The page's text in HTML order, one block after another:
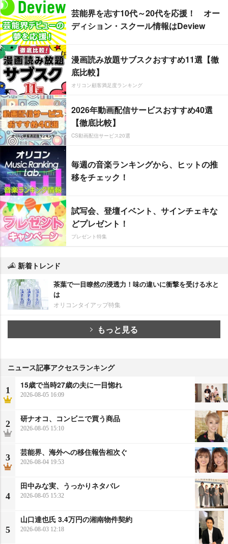
芸能界を志す10代～20代を応援！ オー
ディション・スクール情報はDeview
漫画読み放題サブスクおすすめ11選【徹
底比較】
オリコン顧客満足度ランキング
2026年動画配信サービスおすすめ40選
【徹底比較】
CS動画配信サービス20選
毎週の音楽ランキングから、ヒットの推
移をチェック！
試写会、登壇イベント、サインチェキな
どプレゼント！
プレゼント特集
新着トレンド
茶葉で一目瞭然の浸透力！味の違いに衝撃を受ける水と
は
オリコンタイアップ特集
もっと見る
ニュース記事アクセスランキング
1
15歳で当時27歳の夫に一目惚れ
2026-08-05 16:09
2
研ナオコ、コンビニで買う商品
2026-08-05 15:10
3
芸能界、海外への移住報告相次ぐ
2026-08-04 19:53
4
田中みな実、うっかりネタバレ
2026-08-05 15:32
5
山口達也氏 3.4万円の湘南物件契約
2026-08-03 12:18